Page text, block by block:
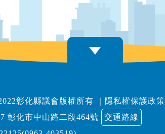
彰化縣議會版權所有 隱私權保護政策
彰化市中山路二段464號
交通路線